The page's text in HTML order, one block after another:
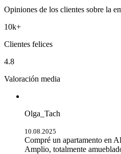
Opiniones de los clientes sobre la
10k+
Clientes felices
4.8
Valoración media
Olga_Tach
10.08.2025
Compré un apartamento en
Amplio, totalmente